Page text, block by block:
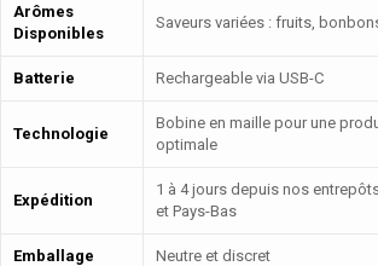
Arômes
Disponibles
Saveurs variées : fruits,
Batterie Rechargeable via USB-C
Technologie
Bobine en maille pour une
optimale
Expédition
1 à 4 jours depuis nos
et Pays-Bas
Emballage Neutre et discret